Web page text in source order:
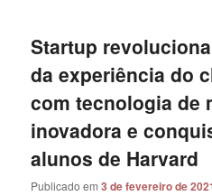
Startup
da experiência do
com tecnologia de
inovadora e
alunos de Harvard
Publicado em3 de fevereiro de